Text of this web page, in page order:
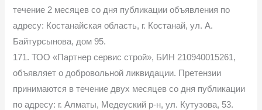
течение 2 месяцев со дня публикации объявления по
адресу: Костанайская область, г. Костанай, ул. А.
Байтурсынова, дом 95.
171. ТОО «Партнер сервис строй», БИН 210940015261,
объявляет о добровольной ликвидации. Претензии
принимаются в течение двух месяцев со дня публикации
по адресу: г. Алматы, Медеуский р-н, ул. Кутузова, 53.